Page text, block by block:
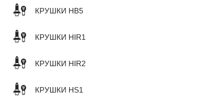
КРУШКИ HB5
КРУШКИ HIR1
КРУШКИ HIR2
КРУШКИ HS1